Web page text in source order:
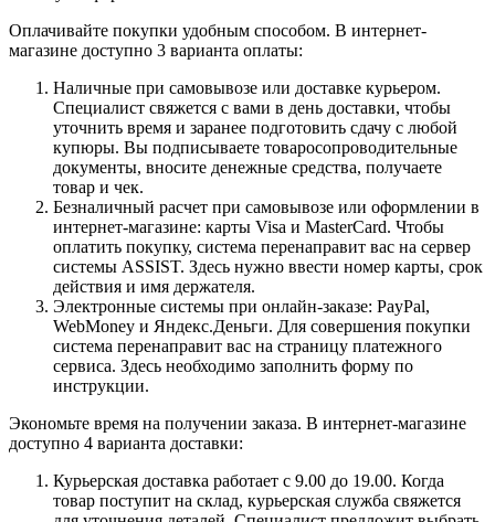
Оплачивайте покупки удобным способом. В интернет-
магазине доступно 3 варианта оплаты:
Наличные при самовывозе или доставке курьером.
Специалист свяжется с вами в день доставки, чтобы
уточнить время и заранее подготовить сдачу с любой
купюры. Вы подписываете товаросопроводительные
документы, вносите денежные средства, получаете
товар и чек.
Безналичный расчет при самовывозе или оформлении в
интернет-магазине: карты Visa и MasterCard. Чтобы
оплатить покупку, система перенаправит вас на сервер
системы ASSIST. Здесь нужно ввести номер карты, срок
действия и имя держателя.
Электронные системы при онлайн-заказе: PayPal,
WebMoney и Яндекс.Деньги. Для совершения покупки
система перенаправит вас на страницу платежного
сервиса. Здесь необходимо заполнить форму по
инструкции.
Экономьте время на получении заказа. В интернет-магазине
доступно 4 варианта доставки:
Курьерская доставка работает с 9.00 до 19.00. Когда
товар поступит на склад, курьерская служба свяжется